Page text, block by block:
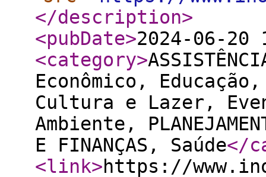
</description>
<pubDate>2024-06-20
<category>
Econômico,
Cultura e Lazer,
Ambiente,
E FINANÇAS, Saúde</
<link>https://